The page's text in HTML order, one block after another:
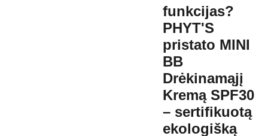
funkcijas?
PHYT'S
pristato MINI
BB
Drėkinamąjį
Kremą SPF30
– sertifikuotą
ekologišką